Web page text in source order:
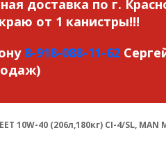
доставка по г.
от 1 канистры!!!
8-918-088-11-62
10W-40 (206л,180кг) CI-4/SL,